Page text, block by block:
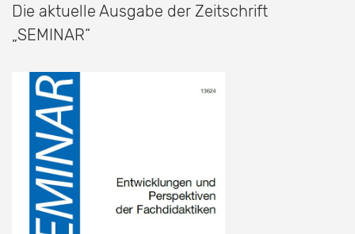
Die aktuelle Ausgabe der Zeitschrift
„SEMINAR“